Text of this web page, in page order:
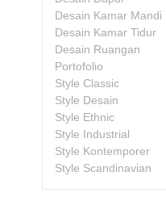
Desain Kamar Mandi
Desain Kamar Tidur
Desain Ruangan
Portofolio
Style Classic
Style Desain
Style Ethnic
Style Industrial
Style Kontemporer
Style Scandinavian